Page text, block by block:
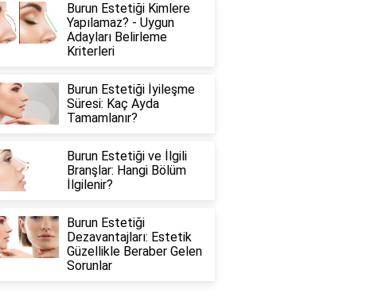
Burun Estetiği Kimlere
Yapılamaz? - Uygun
Adayları Belirleme
Kriterleri
Burun Estetiği İyileşme
Süresi: Kaç Ayda
Tamamlanır?
Burun Estetiği ve İlgili
Branşlar: Hangi Bölüm
İlgilenir?
Burun Estetiği
Dezavantajları: Estetik
Güzellikle Beraber Gelen
Sorunlar